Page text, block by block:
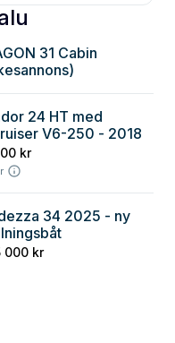
31 Cabin
24 HT med
V6-250 - 2018
kr
34 2025 - ny
000 kr